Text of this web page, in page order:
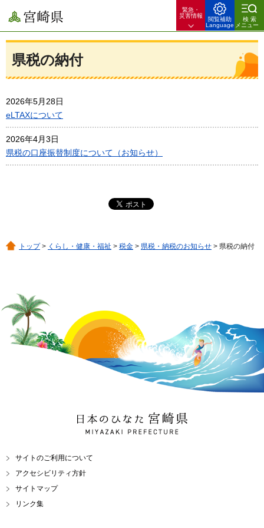
宮崎県
緊急・
災害情報
閲覧補助
Language
検索
メニュー
県税の納付
2026年5月28日
eLTAXについて
2026年4月3日
県税の口座振替制度について（お知らせ）
トップ> くらし・健康・福祉 > 税金 > 県税・納税のお知らせ > 県税の納付
日本のひなた 宮崎県
MIYAZAKI PREFECTURE
サイトのご利用について
アクセシビリティ方針
サイトマップ
リンク集